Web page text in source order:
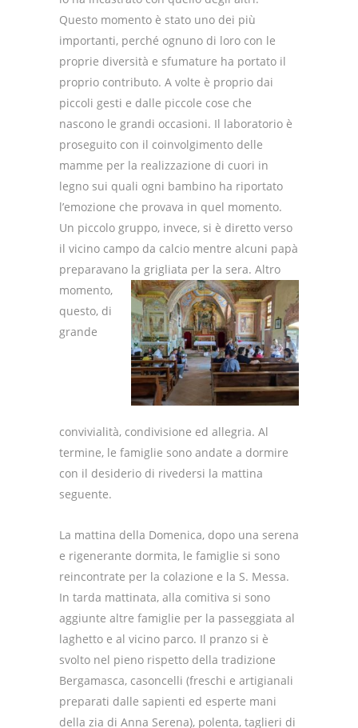
Questo momento è stato uno dei più
importanti, perché ognuno di loro con le
proprie diversità e sfumature ha portato il
proprio contributo. A volte è proprio dai
piccoli gesti e dalle piccole cose che
nascono le grandi occasioni. Il laboratorio è
proseguito con il coinvolgimento delle
mamme per la realizzazione di cuori in
legno sui quali ogni bambino ha riportato
l’emozione che provava in quel momento.
Un piccolo gruppo, invece, si è diretto verso
il vicino campo da calcio mentre alcuni papà
preparavano la grigliata per la sera. Altro
momento,
questo, di
grande
convivialità, condivisione ed allegria. Al
termine, le famiglie sono andate a dormire
con il desiderio di rivedersi la mattina
seguente.
La mattina della Domenica, dopo una serena
e rigenerante dormita, le famiglie si sono
reincontrate per la colazione e la S. Messa.
In tarda mattinata, alla comitiva si sono
aggiunte altre famiglie per la passeggiata al
laghetto e al vicino parco. Il pranzo si è
svolto nel pieno rispetto della tradizione
Bergamasca, casoncelli (freschi e artigianali
preparati dalle sapienti ed esperte mani
della zia di Anna Serena), polenta, taglieri di